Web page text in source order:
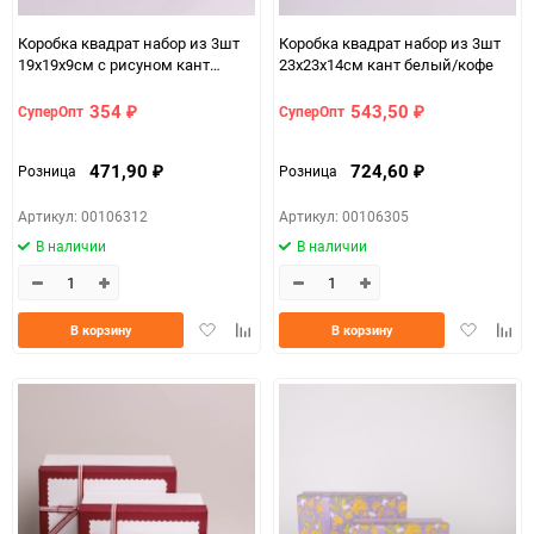
Коробка квадрат набор из 3шт
19х19х9см с рисуном кант
СуперОпт 354 ₽
Розница 471,90 ₽
Артикул: 00106312
В наличии
ДобавитьДобавить
В корзину
Коробка квадрат набор из 3шт
23х23х14см кант белый/кофе
СуперОпт 543,50 ₽
Розница 724,60 ₽
Артикул: 00106305
В наличии
Добавить
В корзину